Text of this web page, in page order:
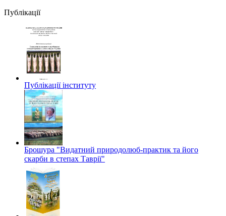
Публікації
Публікації інституту
Брошура "Видатний природолюб-практик та його
скарби в степах Таврії"